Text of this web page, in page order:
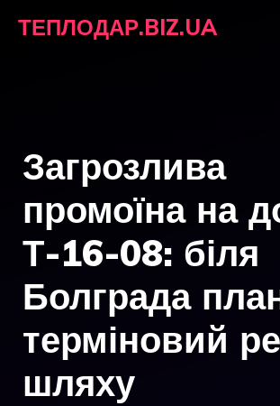
ТЕПЛОДАР.BIZ.UA
Загрозлива
промоїна на
Т-16-08: біля
Болграда
терміновий
шляху